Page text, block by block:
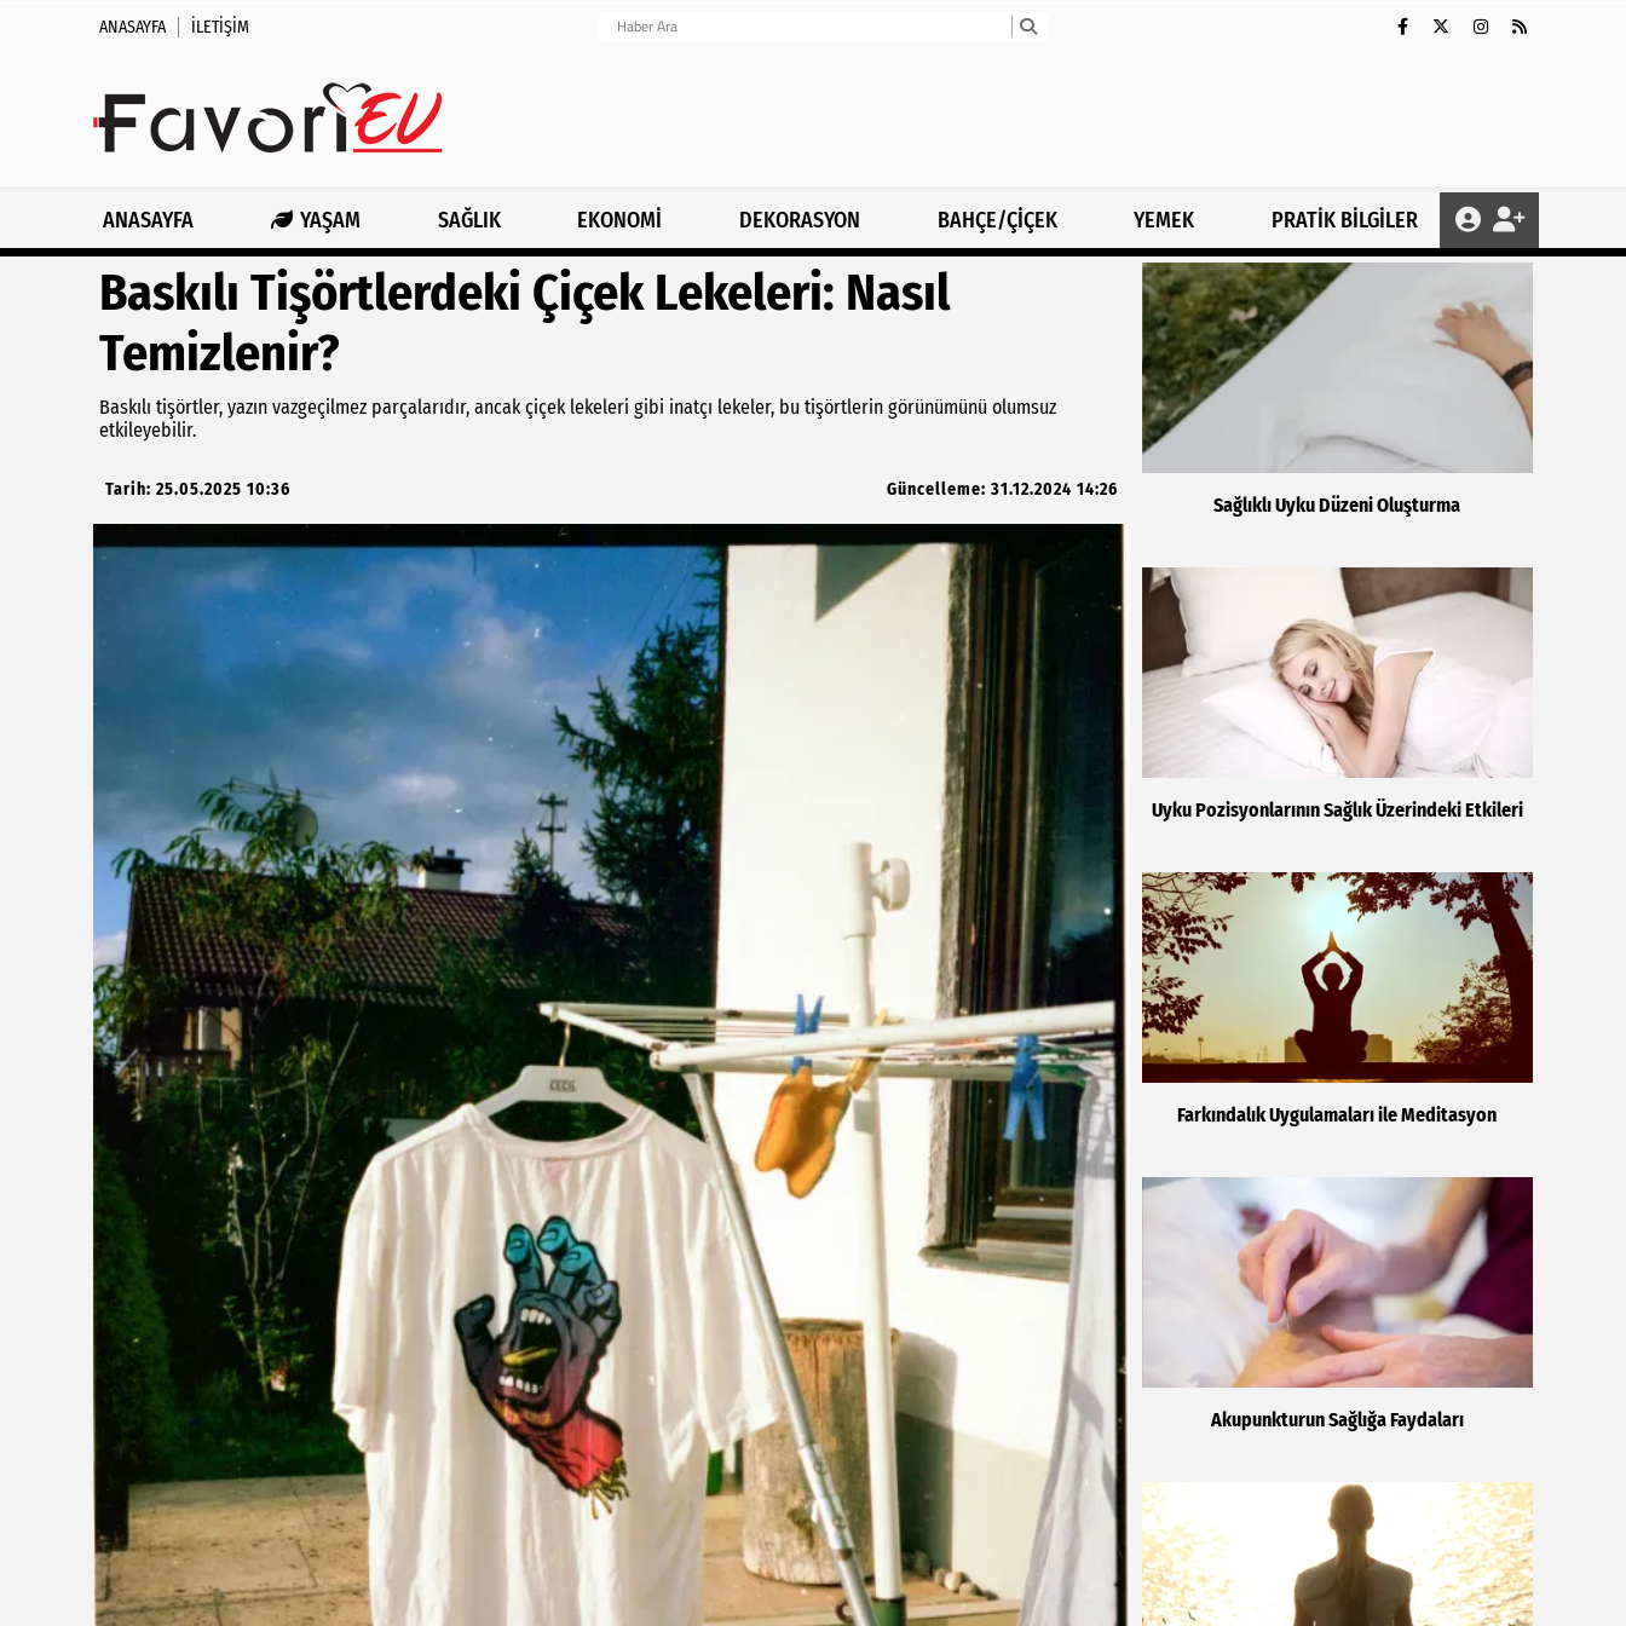
ANASAYFA İLETIŞIM
ANASAYFA YAŞAM SAĞLIK EKONOMİ DEKORASYON BAHÇE/ÇİÇEK YEMEK PRATİK BİLGİLER
Baskılı Tişörtlerdeki Çiçek Lekeleri: Nasıl
Temizlenir?
Baskılı tişörtler, yazın vazgeçilmez parçalarıdır, ancak çiçek lekeleri gibi inatçı lekeler, bu tişörtlerin görünümünü olumsuz
etkileyebilir.
Tarih: 25.05.2025 10:36 Güncelleme: 31.12.2024 14:26
Sağlıklı Uyku Düzeni Oluşturma
Uyku Pozisyonlarının Sağlık Üzerindeki Etkileri
Farkındalık Uygulamaları ile Meditasyon
Akupunkturun Sağlığa Faydaları